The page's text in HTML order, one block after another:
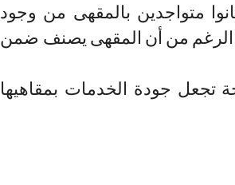
متواجدين بالمقهى من وجود
الرغم من أن المقهى يصنف ضمن
تجعل جودة الخدمات بمقاهيها